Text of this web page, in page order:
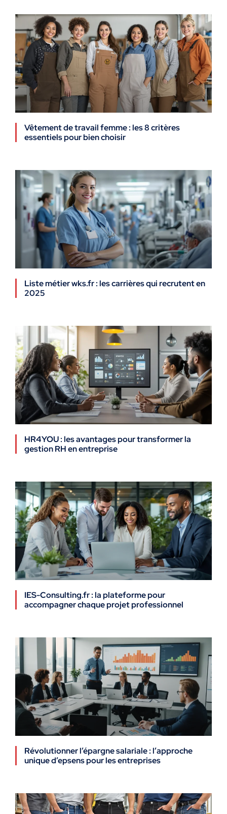
Vêtement de travail femme : les 8 critères
essentiels pour bien choisir
Liste métier wks.fr : les carrières qui recrutent en
2025
HR4YOU : les avantages pour transformer la
gestion RH en entreprise
IES-Consulting.fr : la plateforme pour
accompagner chaque projet professionnel
Révolutionner l’épargne salariale : l’approche
unique d’epsens pour les entreprises